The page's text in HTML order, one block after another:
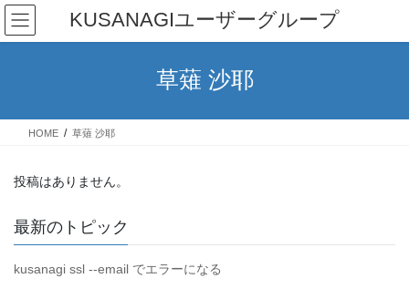
コ
ン
テ
ス
ナ
ビ
ゲ
ン
KUSANAGIユーザーグループ
草薙 沙耶
HOME 草薙 沙耶
投稿はありません。
最新のトピック
kusanagi ssl --email でエラーになる